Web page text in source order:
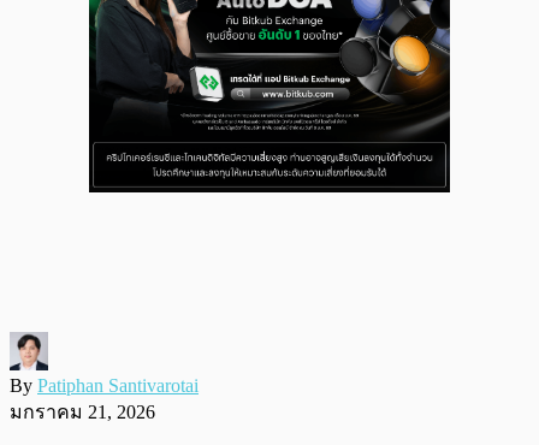
By Patiphan Santivarotai
มกราคม 21, 2026